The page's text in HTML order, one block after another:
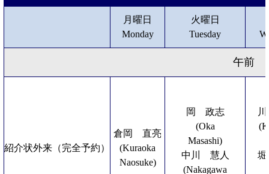
月曜日
Monday
火曜日
Tuesday
午前
紹介状外来（完全予約）
倉岡 直亮
(Kuraoka
Naosuke)
岡 政志
(Oka
Masashi)
中川 慧人
(Nakagawa